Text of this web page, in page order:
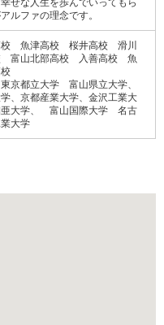
ルファの理念です。
校 魚津高校 桜井高校 滑川
富山北部高校 入善高校 魚
校
東京都立大学 富山県立大学、
、京都産業大学、金沢工業大
亜大学、 富山国際大学 名古
大学